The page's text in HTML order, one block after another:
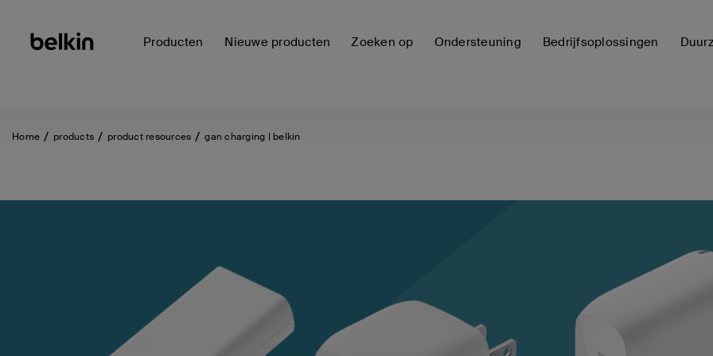
Producten Nieuwe producten Zoeken op Ondersteuning Bedrijfsoplossingen
Home products product resources gan charging | belkin